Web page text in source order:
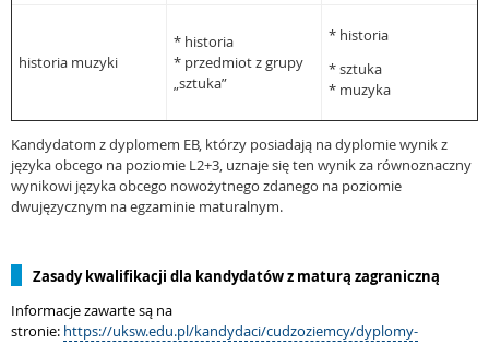
historia muzyki
* historia
* przedmiot z grupy
„sztuka”
* historia
* sztuka
* muzyka
Kandydatom z dyplomem EB, którzy posiadają na dyplomie wynik z
języka obcego na poziomie L2+3, uznaje się ten wynik za równoznaczny
wynikowi języka obcego nowożytnego zdanego na poziomie
dwujęzycznym na egzaminie maturalnym.
Zasady kwalifikacji dla kandydatów z maturą zagraniczną
Informacje zawarte są na
stronie: https://uksw.edu.pl/kandydaci/cudzoziemcy/dyplomy-